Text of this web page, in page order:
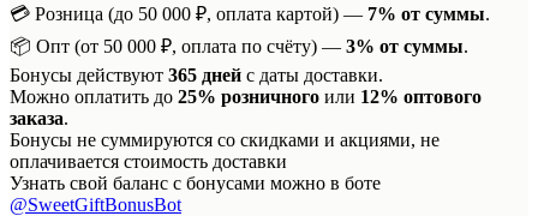
💳 Розница (до 50 000 ₽, оплата картой) — 7% от суммы.
📦 Опт (от 50 000 ₽, оплата по счёту) — 3% от суммы.
Бонусы действуют 365 дней с даты доставки.
Можно оплатить до 25% розничного или 12% оптового
заказа.
Бонусы не суммируются со скидками и акциями, не
оплачивается стоимость доставки
Узнать свой баланс с бонусами можно в боте
@SweetGiftBonusBot